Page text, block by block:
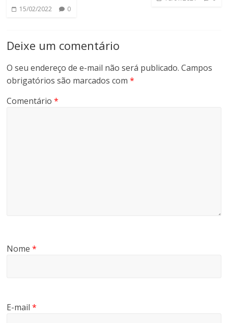
15/02/2022 0
Deixe um comentário
O seu endereço de e-mail não será publicado. Campos
obrigatórios são marcados com*
Comentário*
Nome*
E-mail*